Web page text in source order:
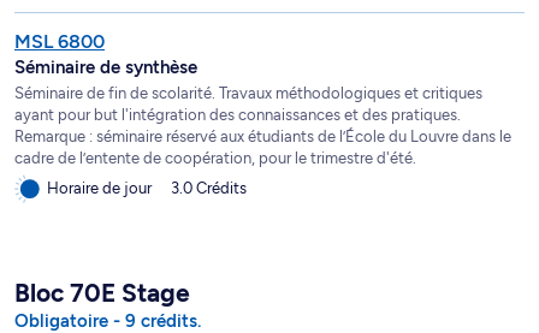
MSL 6800
Séminaire de synthèse
Séminaire de fin de scolarité. Travaux méthodologiques et critiques
ayant pour but l'intégration des connaissances et des pratiques.
Remarque : séminaire réservé aux étudiants de l’École du Louvre dans le
cadre de l’entente de coopération, pour le trimestre d'été.
Horaire de jour
3.0 Crédits
Bloc 70E Stage
Obligatoire - 9 crédits.